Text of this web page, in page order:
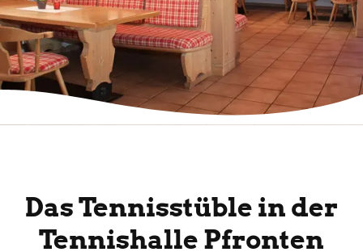
Das Tennisstüble in der
Tennishalle Pfronten